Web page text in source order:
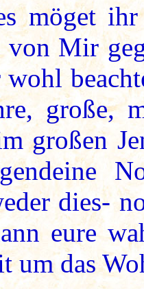
möget ihr
von Mir
wohl
große,
großen
dies-
eure
um das